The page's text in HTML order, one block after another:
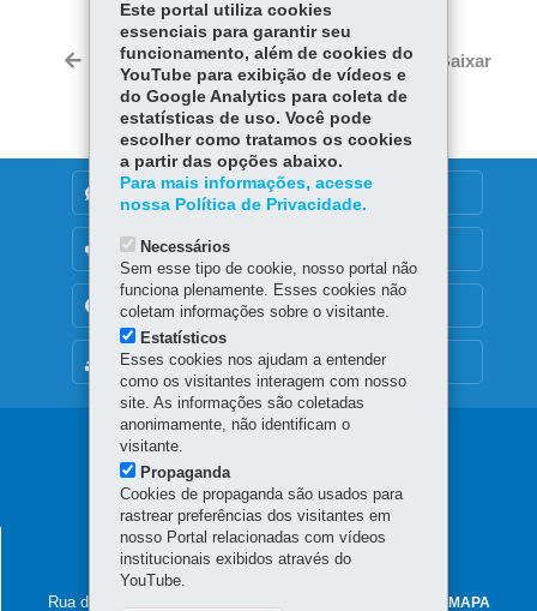
ce
bo
ok
Tw
itt
er
ts
Ap
p
Voltar Início Imprimir Baixar
MAPA DO SITE
DENUNCIE CORRUPÇÃO
OUVIDORIA
TRANSPARÊNCIA INSTITUCIONAL
Navegação
Seguro
Rural
SECRETARIA DA AGRICULTURA E DO
ABASTECIMENTO
Rua dos Funcionários, 1559 MAPA
Este portal utiliza cookies
essenciais para garantir seu
funcionamento, além de cookies do
YouTube para exibição de vídeos e
do Google Analytics para coleta de
estatísticas de uso. Você pode
escolher como tratamos os cookies
a partir das opções abaixo.
Para mais informações, acesse
nossa Política de Privacidade.
Necessários
Sem esse tipo de cookie, nosso portal não
funciona plenamente. Esses cookies não
coletam informações sobre o visitante.
Estatísticos
Esses cookies nos ajudam a entender
como os visitantes interagem com nosso
site. As informações são coletadas
anonimamente, não identificam o
visitante.
Propaganda
Cookies de propaganda são usados para
rastrear preferências dos visitantes em
nosso Portal relacionadas com vídeos
institucionais exibidos através do
YouTube.